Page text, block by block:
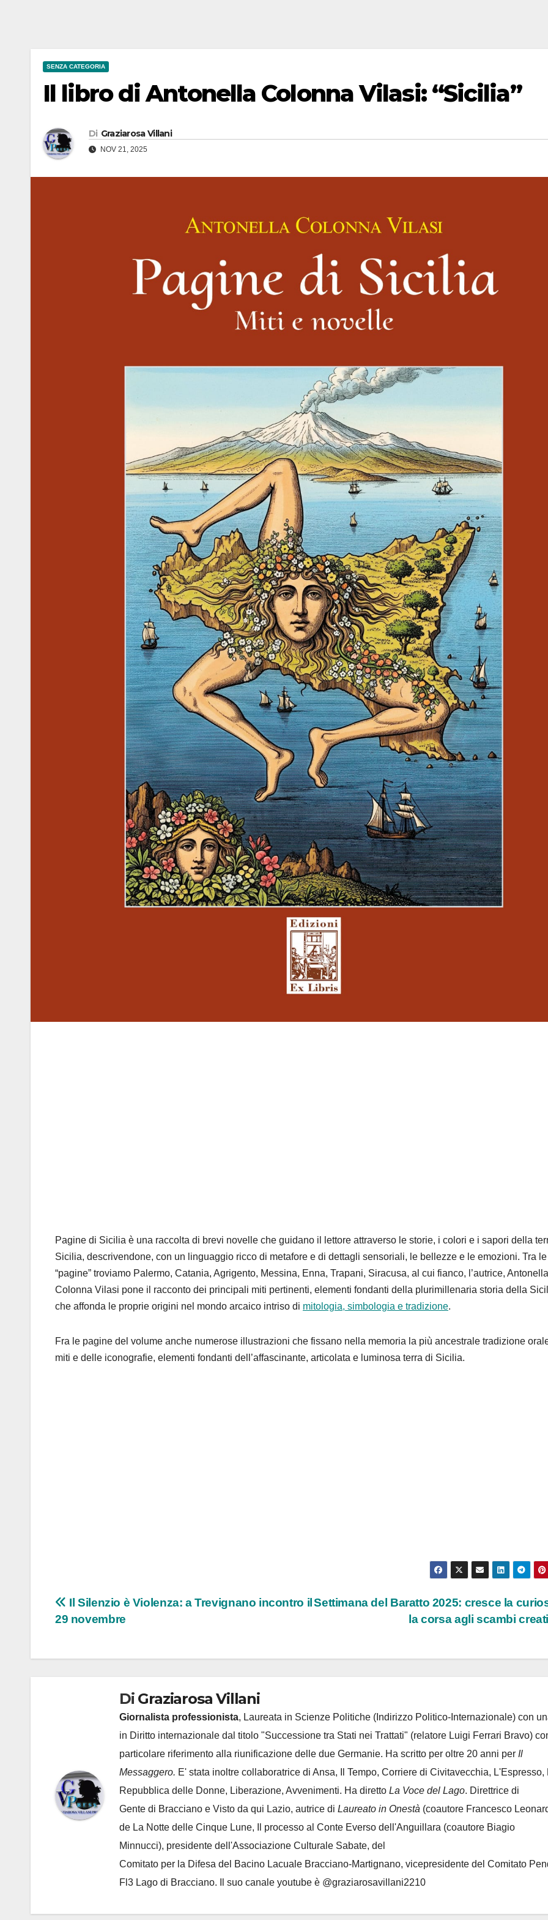
SENZA CATEGORIA
Il libro di Antonella Colonna Vilasi: “Sicilia”
Di Graziarosa Villani
NOV 21, 2025
Pagine di Sicilia è una raccolta di brevi novelle che guidano il lettore attra­verso le storie, i colori e i sapori della
Sicilia, descrivendone, con un linguaggio ricco di metafore e di det­tagli sensoriali, le bellezze e le emozio­ni. Tra le
“pagine” troviamo Palermo, Catania, Agrigento, Messina, Enna, Trapani, Siracusa, al cui fianco, l’autrice, Antonella
Colonna Vilasi pone il rac­conto dei principali miti pertinenti, elementi fondanti della plurimillenaria storia della
che affonda le pro­prie origini nel mondo arcaico intriso di mitologia, simbologia e tradizione.
Fra le pagine del volume anche nume­rose illustrazioni che fissano nella me­moria la più ancestrale tradizione
miti e delle iconografie, elementi fondanti dell’affascinante, articolata e luminosa terra di Sicilia.
Navigazione
Settimana del Baratto 2025: cresce la
la corsa agli scambi
Il Silenzio è Violenza: a Trevignano incontro il
29 novembre
Di Graziarosa Villani
Giornalista professionista, Laureata in Scienze Politiche (Indirizzo Politico-Internazionale) con
in Diritto internazionale dal titolo "Successione tra Stati nei Trattati" (relatore Luigi Ferrari Bravo)
particolare riferimento alla riunificazione delle due Germanie. Ha scritto per oltre 20 anni per Il
Messaggero. E' stata inoltre collaboratrice di Ansa, Il Tempo, Corriere di Civitavecchia, L'Espresso,
Repubblica delle Donne, Liberazione, Avvenimenti. Ha diretto La Voce del Lago. Direttrice di
Gente di Bracciano e Visto da qui Lazio, autrice di Laureato in Onestà (coautore Francesco
de La Notte delle Cinque Lune, Il processo al Conte Everso dell'Anguillara (coautore Biagio
Minnucci), presidente dell'Associazione Culturale Sabate, del
Comitato per la Difesa del Bacino Lacuale Bracciano-Martignano, vicepresidente del Comitato
Fl3 Lago di Bracciano. Il suo canale youtube è @graziarosavillani2210